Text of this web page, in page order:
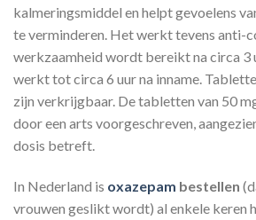
kalmeringsmiddel en helpt gevoelens
te verminderen. Het werkt tevens anti-
werkzaamheid wordt bereikt na circa 3
werkt tot circa 6 uur na inname.
zijn verkrijgbaar. De tabletten van 50
door een arts voorgeschreven,
dosis betreft.
In Nederland is oxazepam bestellen
vrouwen geslikt wordt) al enkele keren